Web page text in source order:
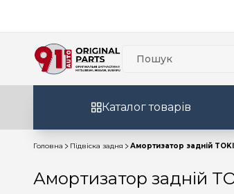
Каталог товарів
Головна Підвіска задня Амортизатор задній
Амортизатор задній